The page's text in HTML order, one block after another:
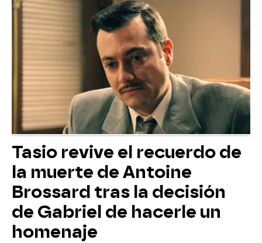
Tasio revive el recuerdo de
la muerte de Antoine
Brossard tras la decisión
de Gabriel de hacerle un
homenaje